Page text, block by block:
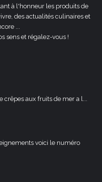
à l'honneur les produits de
des actualités culinaires et
...
sens et régalez-vous !
crêpes aux fruits de mer a l...
voici le numéro